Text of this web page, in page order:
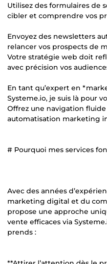
Utilisez des formulaires de
cibler et comprendre vos
Envoyez des newsletters
relancer vos prospects de
Votre stratégie web doit
avec précision vos
En tant qu’expert en
Systeme.io, je suis là pour
Offrez une navigation
automatisation marketing
# Pourquoi mes services
Avec des années
marketing digital et du
propose une approche
vente efficaces via
prends :